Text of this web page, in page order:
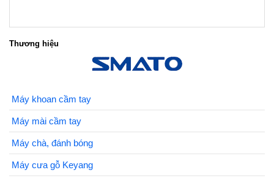
Thương hiệu
Máy khoan cầm tay
Máy mài cầm tay
Máy chà, đánh bóng
Máy cưa gỗ Keyang